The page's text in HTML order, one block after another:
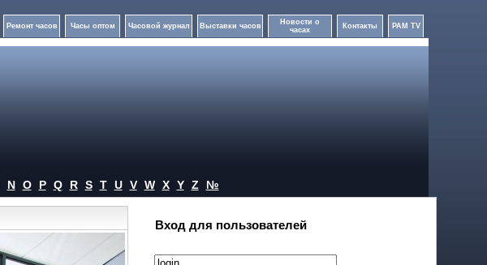
Ремонт часов Часы оптом Часовой журнал Выставки часов
Новости о
часах
Контакты PAM TV
N O P Q R S T U V W X Y Z №
Вход для пользователей